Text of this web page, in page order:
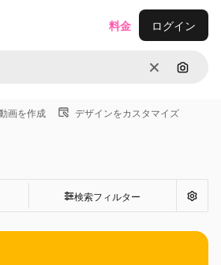
消去 画像で
料金 ログイン
画を作成 デザインをカスタマイズ
検索フィルター